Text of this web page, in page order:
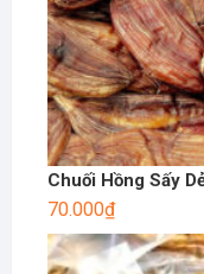
Chuối Hồng Sấy
70.000₫